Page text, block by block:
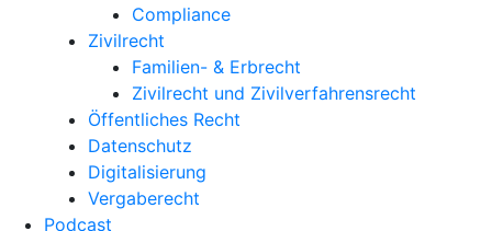
Compliance
Zivilrecht
Familien- & Erbrecht
Zivilrecht und Zivilverfahrensrecht
Öffentliches Recht
Datenschutz
Digitalisierung
Vergaberecht
Podcast